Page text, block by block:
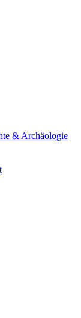
& Archäologie